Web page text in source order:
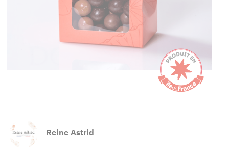
Reine Astrid